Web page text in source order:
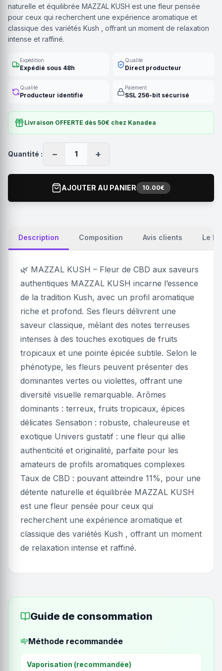
naturelle et équilibrée MAZZAL KUSH est une fleur pensée
pour ceux qui recherchent une expérience aromatique et
classique des variétés Kush , offrant un moment de relaxation
intense et raffiné.
Expédition
Expédié sous 48h
Qualité
Direct producteur
Qualité
Producteur identifié
Paiement
SSL 256-bit sécurisé
Livraison OFFERTE dès 50€ chez Kanadea
Quantité : − 1 +
AJOUTER AU PANIER 10.00€
Description Composition Avis clients Le
🌿 MAZZAL KUSH – Fleur de CBD aux saveurs
authentiques MAZZAL KUSH incarne l’essence
de la tradition Kush, avec un profil aromatique
riche et profond. Ses fleurs délivrent une
saveur classique, mêlant des notes terreuses
intenses à des touches exotiques de fruits
tropicaux et une pointe épicée subtile. Selon le
phénotype, les fleurs peuvent présenter des
dominantes vertes ou violettes, offrant une
diversité visuelle remarquable. Arômes
dominants : terreux, fruits tropicaux, épices
délicates Sensation : robuste, chaleureuse et
exotique Univers gustatif : une fleur qui allie
authenticité et originalité, parfaite pour les
amateurs de profils aromatiques complexes
Taux de CBD : pouvant atteindre 11%, pour une
détente naturelle et équilibrée MAZZAL KUSH
est une fleur pensée pour ceux qui
recherchent une expérience aromatique et
classique des variétés Kush , offrant un moment
de relaxation intense et raffiné.
Guide de consommation
Méthode recommandée
Vaporisation (recommandée)